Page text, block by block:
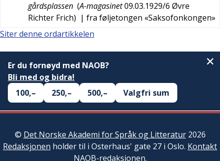
gårdsplassen (A-magasinet09.03.1929/6 Øvre
Richter Frich) | fra føljetongen «Saksofonkongen»
Siter denne ordartikkelen
Er du fornøyd med NAOB?
Bli med og bidra!
100,–
250,– 500,– Valgfri sum
© Det Norske Akademi for Språk og Litteratur2026
Redaksjonen holder til i Osterhaus' gate 27 i Oslo. Kontakt
NAOB-redaksjonen.